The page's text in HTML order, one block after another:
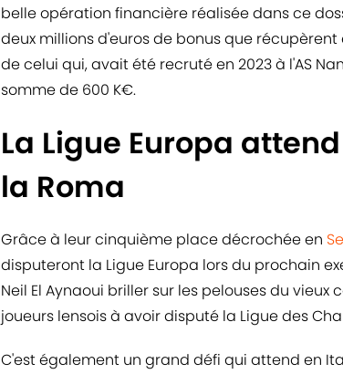
belle opération financière réalisée dans ce
deux millions d'euros de bonus que
de celui qui, avait été recruté en 2023 à l'AS
somme de 600 K€.
La Ligue Europa
la Roma
Grâce à leur cinquième place décrochée en
disputeront la Ligue Europa lors du prochain
Neil El Aynaoui briller sur les pelouses du
joueurs lensois à avoir disputé la Ligue des
C'est également un grand défi qui attend en